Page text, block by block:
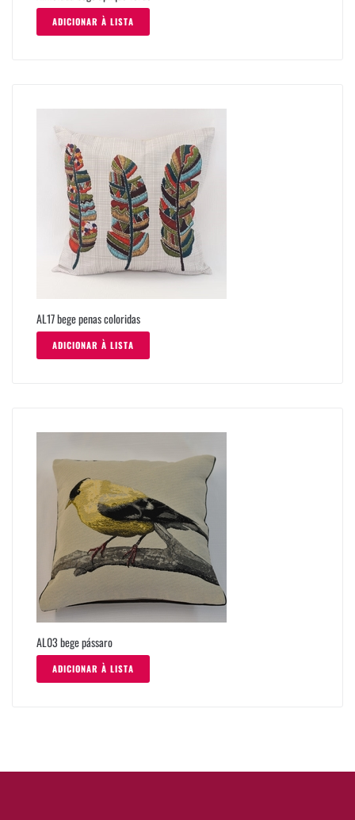
ADICIONAR À LISTA
AL17 bege penas coloridas
ADICIONAR À LISTA
AL03 bege pássaro
ADICIONAR À LISTA